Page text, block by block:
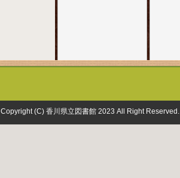
Copyright (C) 香川県立図書館 2023 All Right Reserved.